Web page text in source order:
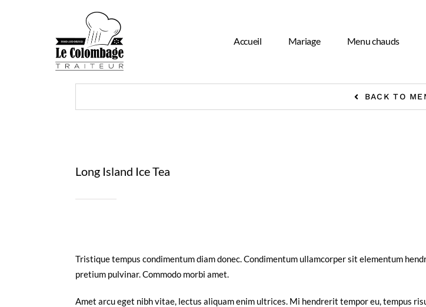
Accueil Mariage Menu chauds
BACK TO
Long Island Ice Tea
Tristique tempus condimentum diam donec. Condimentum ullamcorper sit elementum
pretium pulvinar. Commodo morbi amet.
Amet arcu eget nibh vitae, lectus aliquam enim ultrices. Mi hendrerit tempor eu, tempus